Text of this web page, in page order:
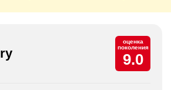
оценка
поколения
9.0